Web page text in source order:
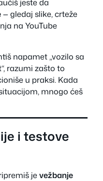
— gledaj slike, crteže
na YouTube
napamet „vozilo sa
razumi zašto to
u praksi. Kada
mnogo ćeš
i testove
jevežbanje